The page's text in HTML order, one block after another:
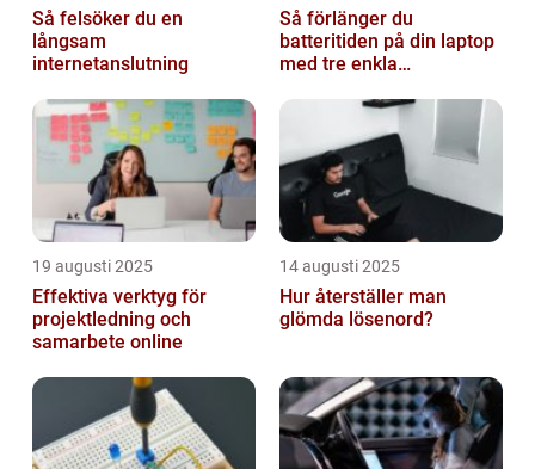
Så felsöker du en
långsam
internetanslutning
Så förlänger du
batteritiden på din laptop
med tre enkla
19 augusti 2025
Effektiva verktyg för
projektledning och
samarbete online
14 augusti 2025
Hur återställer man
glömda lösenord?